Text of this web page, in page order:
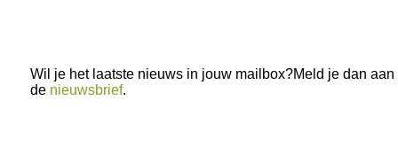
Wil je het laatste nieuws in jouw mailbox?Meld je dan aan
de nieuwsbrief.